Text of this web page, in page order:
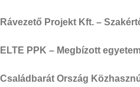
Rávezető Projekt Kft. –
ELTE PPK – Megbízott
Családbarát Ország